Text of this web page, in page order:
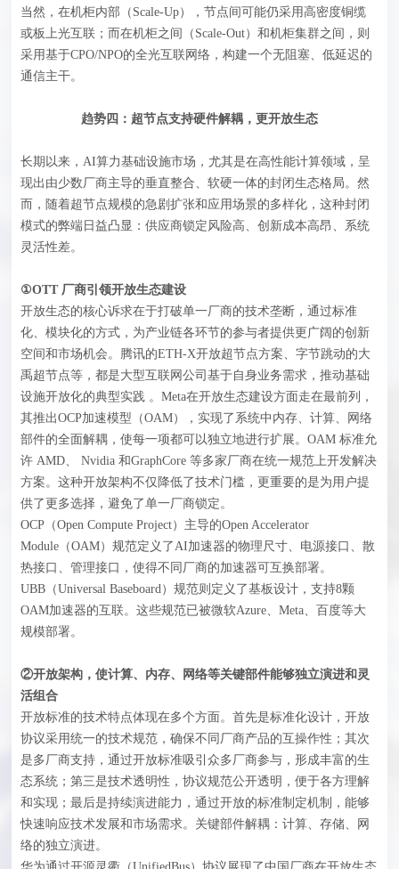
当然，在机柜内部（Scale-Up），节点间可能仍采用高密度铜缆
或板上光互联；而在机柜之间（Scale-Out）和机柜集群之间，则
采用基于CPO/NPO的全光互联网络，构建一个无阻塞、低延迟的
通信主干。
趋势四：超节点支持硬件解耦，更开放生态
长期以来，AI算力基础设施市场，尤其是在高性能计算领域，呈
现出由少数厂商主导的垂直整合、软硬一体的封闭生态格局。然
而，随着超节点规模的急剧扩张和应用场景的多样化，这种封闭
模式的弊端日益凸显：供应商锁定风险高、创新成本高昂、系统
灵活性差。
①OTT 厂商引领开放生态建设
开放生态的核心诉求在于打破单一厂商的技术垄断，通过标准
化、模块化的方式，为产业链各环节的参与者提供更广阔的创新
空间和市场机会。腾讯的ETH-X开放超节点方案、字节跳动的大
禹超节点等，都是大型互联网公司基于自身业务需求，推动基础
设施开放化的典型实践 。Meta在开放生态建设方面走在最前列，
其推出OCP加速模型（OAM），实现了系统中内存、计算、网络
部件的全面解耦，使每一项都可以独立地进行扩展。OAM 标准允
许 AMD、 Nvidia 和GraphCore 等多家厂商在统一规范上开发解决
方案。这种开放架构不仅降低了技术门槛，更重要的是为用户提
供了更多选择，避免了单一厂商锁定。
OCP（Open Compute Project）主导的Open Accelerator
Module（OAM）规范定义了AI加速器的物理尺寸、电源接口、散
热接口、管理接口，使得不同厂商的加速器可互换部署。
UBB（Universal Baseboard）规范则定义了基板设计，支持8颗
OAM加速器的互联。这些规范已被微软Azure、Meta、百度等大
规模部署。
②开放架构，使计算、内存、网络等关键部件能够独立演进和灵
活组合
开放标准的技术特点体现在多个方面。首先是标准化设计，开放
协议采用统一的技术规范，确保不同厂商产品的互操作性；其次
是多厂商支持，通过开放标准吸引众多厂商参与，形成丰富的生
态系统；第三是技术透明性，协议规范公开透明，便于各方理解
和实现；最后是持续演进能力，通过开放的标准制定机制，能够
快速响应技术发展和市场需求。关键部件解耦：计算、存储、网
络的独立演进。